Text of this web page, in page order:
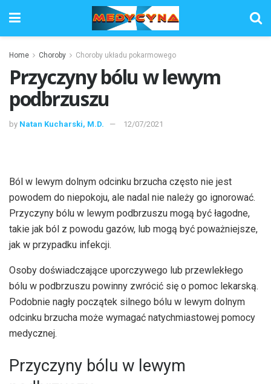
Home Choroby Choroby układu pokarmowego
Przyczyny bólu w lewym
podbrzuszu
by Natan Kucharski, M.D. 12/07/2021
Ból w lewym dolnym odcinku brzucha często nie jest
powodem do niepokoju, ale nadal nie należy go ignorować.
Przyczyny bólu w lewym podbrzuszu mogą być łagodne,
takie jak ból z powodu gazów, lub mogą być poważniejsze,
jak w przypadku infekcji.
Osoby doświadczające uporczywego lub przewlekłego
bólu w podbrzuszu powinny zwrócić się o pomoc lekarską.
Podobnie nagły początek silnego bólu w lewym dolnym
odcinku brzucha może wymagać natychmiastowej pomocy
medycznej.
Przyczyny bólu w lewym